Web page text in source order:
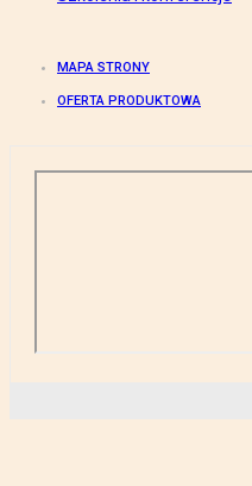
MAPA STRONY
OFERTA PRODUKTOWA